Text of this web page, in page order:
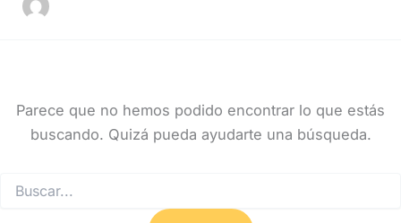
Parece que no hemos podido encontrar lo que estás
buscando. Quizá pueda ayudarte una búsqueda.